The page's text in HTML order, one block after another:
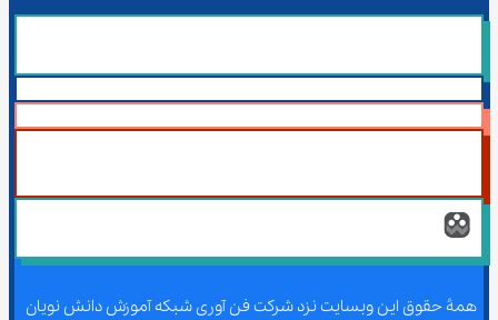
همۀ حقوق این وبسایت نزد شرکت فن آوری شبکه آموزش دانش نویان